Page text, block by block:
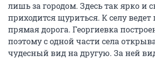
лишь за городом. Здесь так ярко и
приходится щуриться. К селу
прямая дорога. Георгиевка
поэтому с одной части села
чудесный вид на другую. За ней